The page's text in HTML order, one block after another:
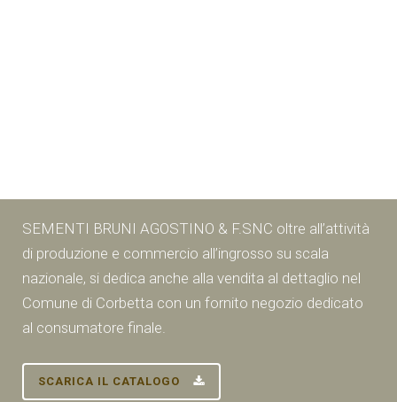
SEMENTI BRUNI AGOSTINO & F.SNC oltre all’attività
di produzione e commercio all’ingrosso su scala
nazionale, si dedica anche alla vendita al dettaglio nel
Comune di Corbetta con un fornito negozio dedicato
al consumatore finale.
SCARICA IL CATALOGO